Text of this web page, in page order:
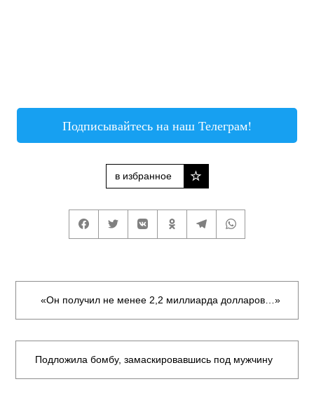
Подписывайтесь на наш Телеграм!
в избранное
«Он получил не менее 2,2 миллиарда долларов…»
Подложила бомбу, замаскировавшись под мужчину